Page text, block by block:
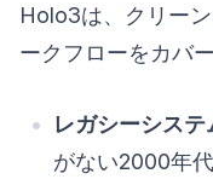
Holo3は、クリー
ークフローをカバー
レガシーシス
がない2000年